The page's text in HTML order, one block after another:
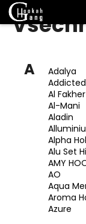
Přejít
A
Adalya
Addicted
Al Fakher
Al-Mani
Aladin
Alpha
Alu Set
AMY
AO
Aqua
Aroma
Azure
K
o Zpět
Zpět